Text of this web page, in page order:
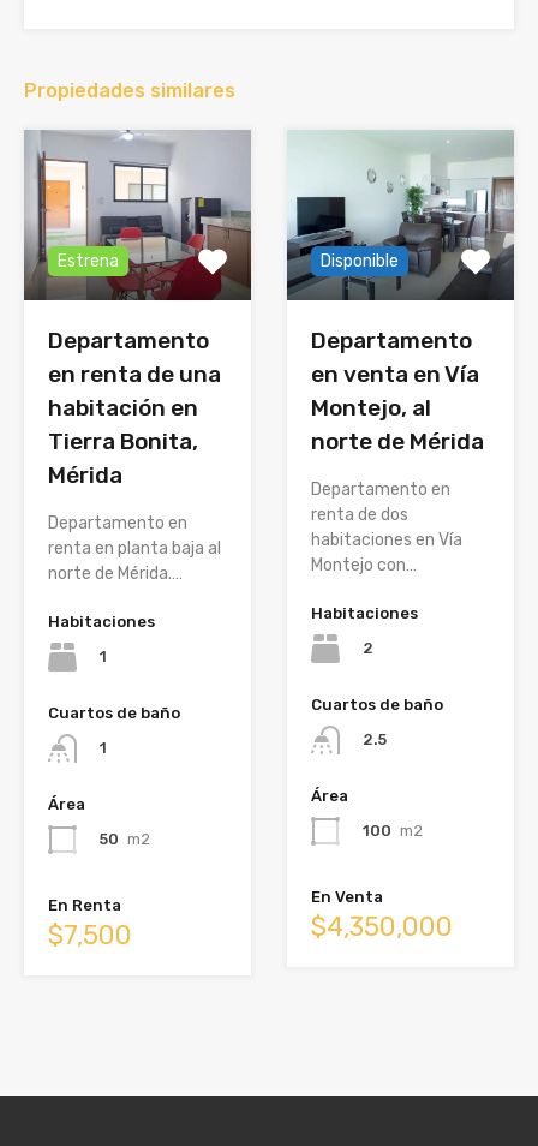
Propiedades similares
Estrena
Departamento
en renta de una
habitación en
Tierra Bonita,
Mérida
Departamento en
renta en planta baja al
norte de Mérida.…
Habitaciones
1
Cuartos de baño
1
Área
50 m2
En Renta
$7,500
Disponible
Departamento
en venta en Vía
Montejo, al
norte de Mérida
Departamento en
renta de dos
habitaciones en Vía
Montejo con…
Habitaciones
2
Cuartos de baño
2.5
Área
100 m2
En Venta
$4,350,000